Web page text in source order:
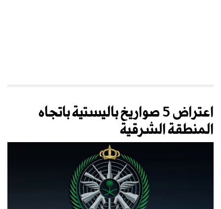
اعتراض 5 صواريخ باليستية باتجاه
المنطقة الشرقية